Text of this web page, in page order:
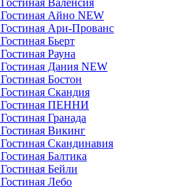
Гостиная Айно NEW
Гостиная Ари-Прованс
Гостиная Бьерт
Гостиная Рауна
Гостиная Дания NEW
Гостиная Бостон
Гостиная Скандия
Гостиная ПЕННИ
Гостиная Гранада
Гостиная Викинг
Гостиная Скандинавия
Гостиная Балтика
Гостиная Бейли
Гостиная Лебо